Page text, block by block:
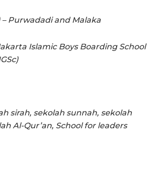
Purwadadi and Malaka
Islamic Boys Boarding School
sirah, sekolah sunnah, sekolah
Al-Qur’an, School for leaders